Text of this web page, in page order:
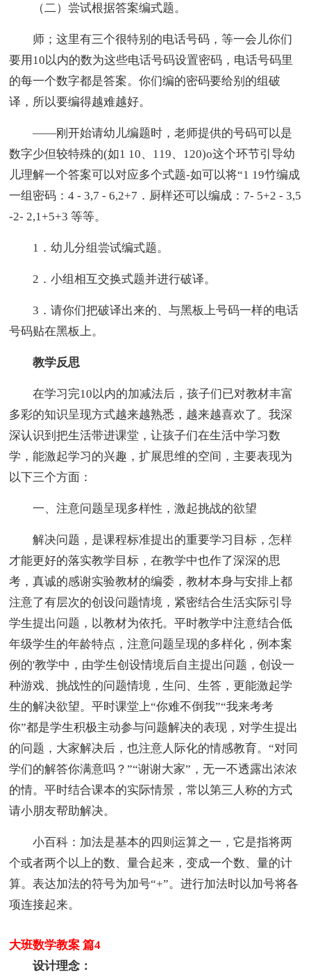
（二）尝试根据答案编式题。
师；这里有三个很特别的电话号码，等一会儿你们
要用10以内的数为这些电话号码设置密码，电话号码里
的每一个数字都是答案。你们编的密码要给别的组破
译，所以要编得越难越好。
——刚开始请幼儿编题时，老师提供的号码可以是
数字少但较特殊的(如1 10、119、120)o这个环节引导幼
儿理解一个答案可以对应多个式题-如可以将“1 19竹编成
一组密码：4 - 3,7 - 6,2+7．厨样还可以编成：7- 5+2 - 3,5
-2- 2,1+5+3 等等。
1．幼儿分组尝试编式题。
2．小组相互交换式题并进行破译。
3．请你们把破译出来的、与黑板上号码一样的电话
号码贴在黑板上。
教学反思
在学习完10以内的加减法后，孩子们已对教材丰富
多彩的知识呈现方式越来越熟悉，越来越喜欢了。我深
深认识到把生活带进课堂，让孩子们在生活中学习数
学，能激起学习的兴趣，扩展思维的空间，主要表现为
以下三个方面：
一、注意问题呈现多样性，激起挑战的欲望
解决问题，是课程标准提出的重要学习目标，怎样
才能更好的落实教学目标，在教学中也作了深深的思
考，真诚的感谢实验教材的编委，教材本身与安排上都
注意了有层次的创设问题情境，紧密结合生活实际引导
学生提出问题，以教材为依托。平时教学中注意结合低
年级学生的年龄特点，注意问题呈现的多样化，例本案
例的'教学中，由学生创设情境后自主提出问题，创设一
种游戏、挑战性的问题情境，生问、生答，更能激起学
生的解决欲望。平时课堂上“你难不倒我”“我来考考
你”都是学生积极主动参与问题解决的表现，对学生提出
的问题，大家解决后，也注意人际化的情感教育。“对同
学们的解答你满意吗？”“谢谢大家”，无一不透露出浓浓
的情。平时结合课本的实际情景，常以第三人称的方式
请小朋友帮助解决。
小百科：加法是基本的四则运算之一，它是指将两
个或者两个以上的数、量合起来，变成一个数、量的计
算。表达加法的符号为加号“+”。进行加法时以加号将各
项连接起来。
大班数学教案 篇4
设计理念：